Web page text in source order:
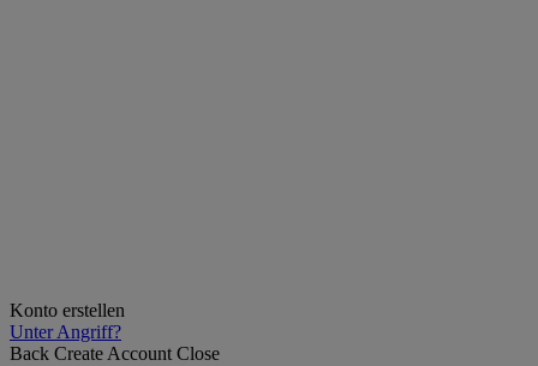
Konto erstellen
Unter Angriff?
Back Create Account Close